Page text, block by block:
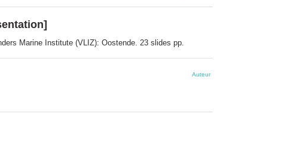
Marine Institute (VLIZ): Oostende. 23 slides pp.
Auteur